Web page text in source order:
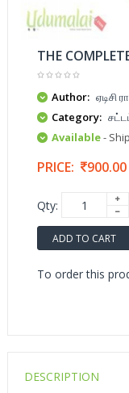
THE
Author: ஏடிசி
Category:
Available-
PRICE: 900.00
Qty:
ADD TO CART
To order this
DESCRIPTION